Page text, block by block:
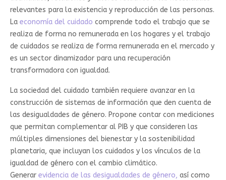
relevantes para la existencia y reproducción de las personas.
La economía del cuidado comprende todo el trabajo que se
realiza de forma no remunerada en los hogares y el trabajo
de cuidados se realiza de forma remunerada en el mercado y
es un sector dinamizador para una recuperación
transformadora con igualdad.
La sociedad del cuidado también requiere avanzar en la
construcción de sistemas de información que den cuenta de
las desigualdades de género. Propone contar con mediciones
que permitan complementar al PIB y que consideren las
múltiples dimensiones del bienestar y la sostenibilidad
planetaria, que incluyan los cuidados y los vínculos de la
igualdad de género con el cambio climático.
Generar evidencia de las desigualdades de género, así como